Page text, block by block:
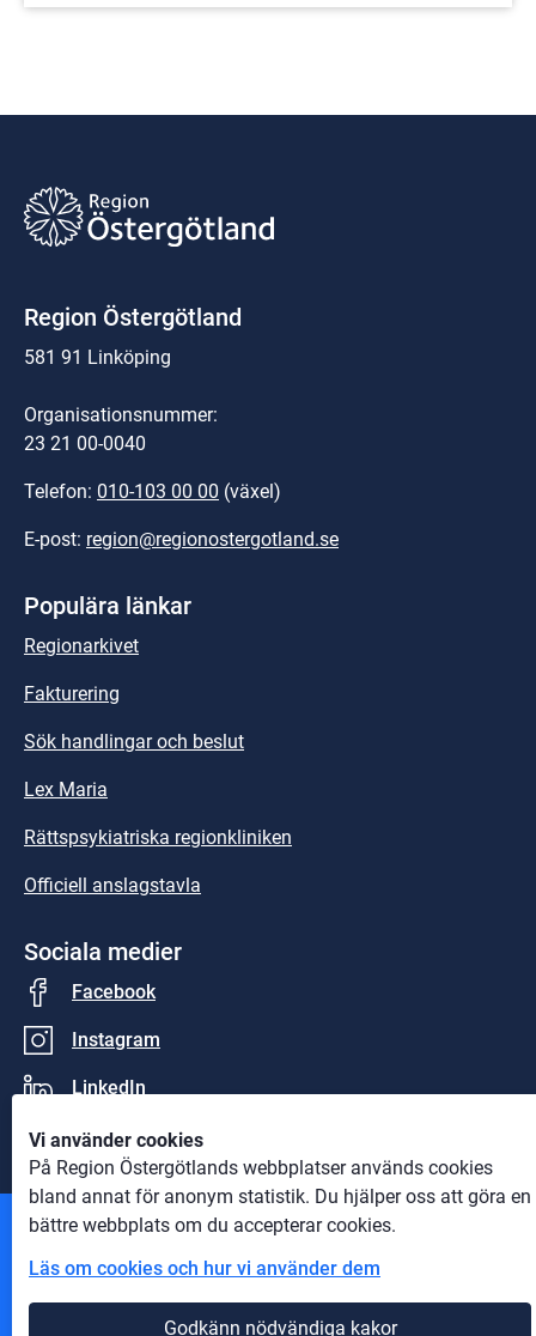
Vi använder cookies
På Region Östergötlands webbplatser används cookies
bland annat för anonym statistik. Du hjälper oss att göra en
bättre webbplats om du accepterar cookies.
Läs om cookies och hur vi använder dem
Godkänn nödvändiga kakor
Region Östergötland
581 91 Linköping
Organisationsnummer:
23 21 00-0040
Telefon: 010-103 00 00 (växel)
E-post: region@regionostergotland.se
Populära länkar
Regionarkivet
Fakturering
Sök handlingar och beslut
Lex Maria
Rättspsykiatriska regionkliniken
Officiell anslagstavla
Sociala medier
Facebook
Instagram
LinkedIn
Information om cookies